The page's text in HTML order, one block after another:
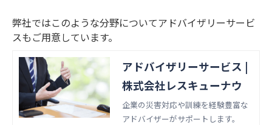
弊社ではこのような分野についてアドバイザリーサービ
スもご用意しています。
アドバイザリーサービス |
株式会社レスキューナウ
企業の災害対応や訓練を経験豊富な
アドバイザーがサポートします。